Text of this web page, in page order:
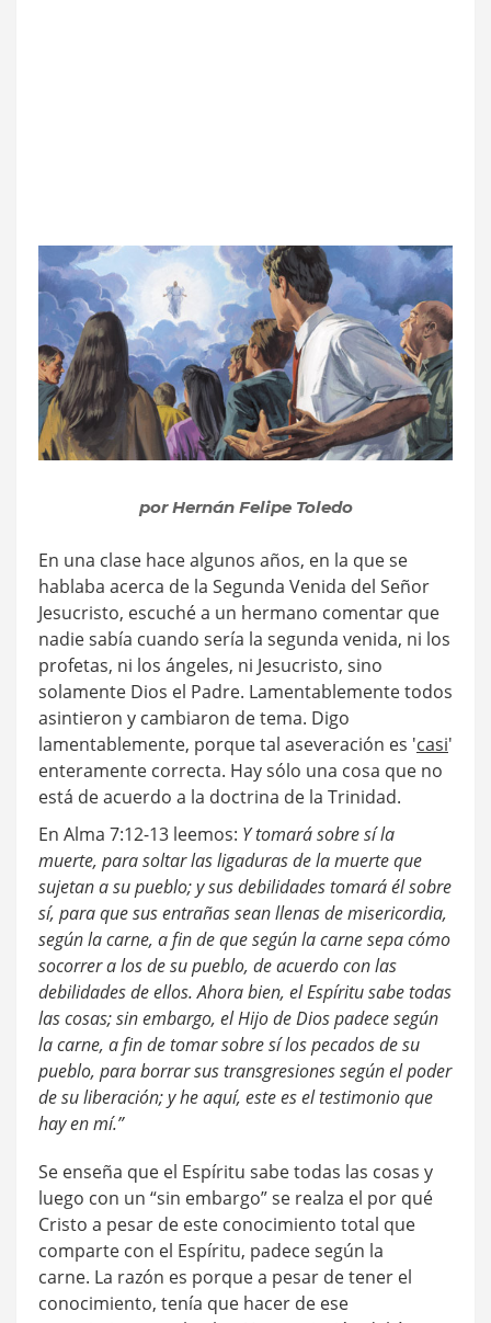
por Hernán Felipe Toledo
En una clase hace algunos años, en la que se
hablaba acerca de la Segunda Venida del Señor
Jesucristo, escuché a un hermano comentar que
nadie sabía cuando sería la segunda venida, ni los
profetas, ni los ángeles, ni Jesucristo, sino
solamente Dios el Padre. Lamentablemente todos
asintieron y cambiaron de tema. Digo
lamentablemente, porque tal aseveración es 'casi'
enteramente correcta. Hay sólo una cosa que no
está de acuerdo a la doctrina de la Trinidad.
En Alma 7:12-13 leemos: Y tomará sobre sí la
muerte, para soltar las ligaduras de la muerte que
sujetan a su pueblo; y sus debilidades tomará él sobre
sí, para que sus entrañas sean llenas de misericordia,
según la carne, a fin de que según la carne sepa cómo
socorrer a los de su pueblo, de acuerdo con las
debilidades de ellos.Ahora bien, el Espíritu sabe todas
las cosas; sin embargo, el Hijo de Dios padece según
la carne, a fin de tomar sobre sí los pecados de su
pueblo, para borrar sus transgresiones según el poder
de su liberación; y he aquí, este es el testimonio que
hay en mí.”
Se enseña que el Espíritu sabe todas las cosas y
luego con un “sin embargo” se realza el por qué
Cristo a pesar de este conocimiento total que
comparte con el Espíritu, padece según la
carne. La razón es porque a pesar de tener el
conocimiento, tenía que hacer de ese